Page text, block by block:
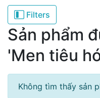
Filters
Sản phẩm
'Men tiêu
Không tìm thấy sản